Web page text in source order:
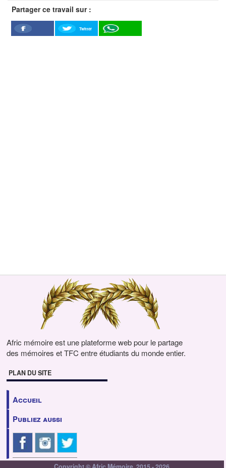
Partager ce travail sur :
Facebook
Twitter
Afric mémoire est une plateforme web pour le partage
des mémoires et TFC entre étudiants du monde entier.
PLAN DU SITE
Accueil
Publiez aussi